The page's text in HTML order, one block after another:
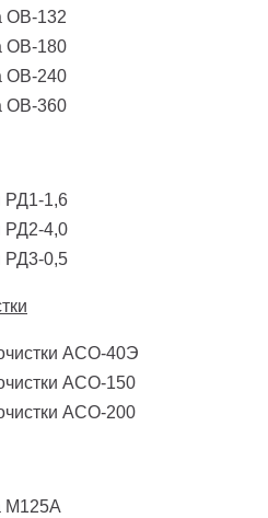
ОВ-132
ОВ-180
ОВ-240
ОВ-360
РД1-1,6
РД2-4,0
РД3-0,5
АСО-40Э
АСО-150
АСО-200
М125А